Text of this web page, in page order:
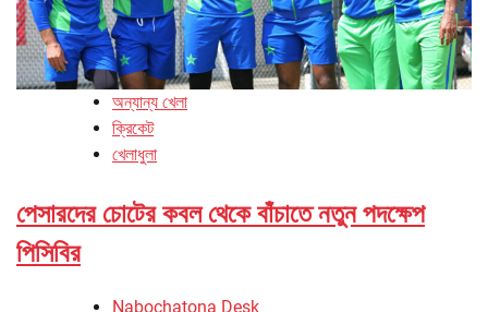
অন্যান্য খেলা
ক্রিকেট
খেলাধুলা
পেসারদের চোটের কবল থেকে বাঁচাতে নতুন পদক্ষেপ
পিসিবির
Nabochatona Desk